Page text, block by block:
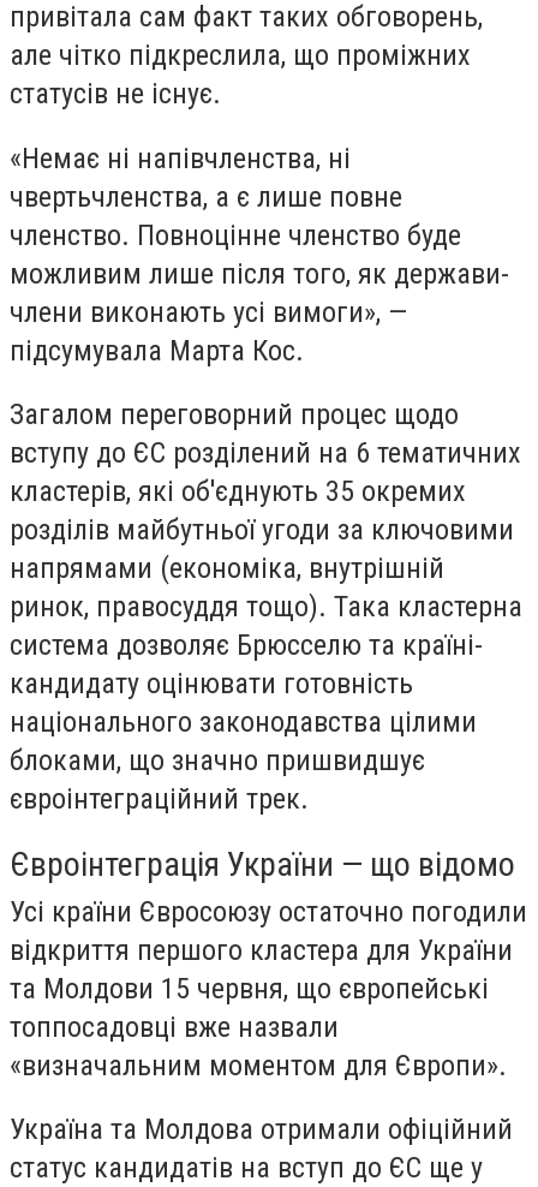
привітала сам факт таких обговорень,
але чітко підкреслила, що проміжних
статусів не існує.
«Немає ні напівчленства, ні
чвертьчленства, а є лише повне
членство. Повноцінне членство буде
можливим лише після того, як держави-
члени виконають усі вимоги», —
підсумувала Марта Кос.
Загалом переговорний процес щодо
вступу до ЄС розділений на 6 тематичних
кластерів, які об'єднують 35 окремих
розділів майбутньої угоди за ключовими
напрямами (економіка, внутрішній
ринок, правосуддя тощо). Така кластерна
система дозволяє Брюсселю та країні-
кандидату оцінювати готовність
національного законодавства цілими
блоками, що значно пришвидшує
євроінтеграційний трек.
Євроінтеграція України — що відомо
Усі країни Євросоюзу остаточно погодили
відкриття першого кластера для України
та Молдови 15 червня, що європейські
топпосадовці вже назвали
«визначальним моментом для Європи».
Україна та Молдова отримали офіційний
статус кандидатів на вступ до ЄС ще у